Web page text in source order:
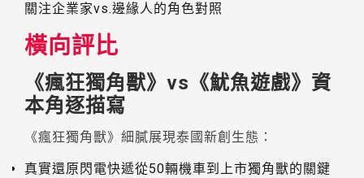
關注企業家vs.邊緣人的角色對照
橫向評比
《瘋狂獨角獸》vs《魷魚遊戲》資
本角逐描寫
《瘋狂獨角獸》細膩展現泰國新創生態：
真實還原閃電快遞從50輛機車到上市獨角獸的關鍵